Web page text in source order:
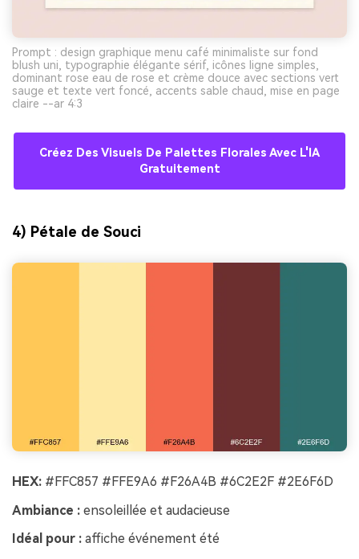
Prompt : design graphique menu café minimaliste sur fond
blush uni, typographie élégante sérif, icônes ligne simples,
dominant rose eau de rose et crème douce avec sections vert
sauge et texte vert foncé, accents sable chaud, mise en page
claire --ar 4:3
Créez Des Visuels De Palettes Florales Avec L'IA
Gratuitement
4) Pétale de Souci
HEX: #FFC857 #FFE9A6 #F26A4B #6C2E2F #2E6F6D
Ambiance : ensoleillée et audacieuse
Idéal pour : affiche événement été